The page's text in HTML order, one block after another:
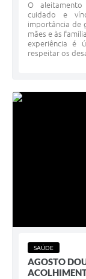
O aleitamento
cuidado e
importância de
mães e às
experiência é
respeitar os
SAÚDE
AGOSTO